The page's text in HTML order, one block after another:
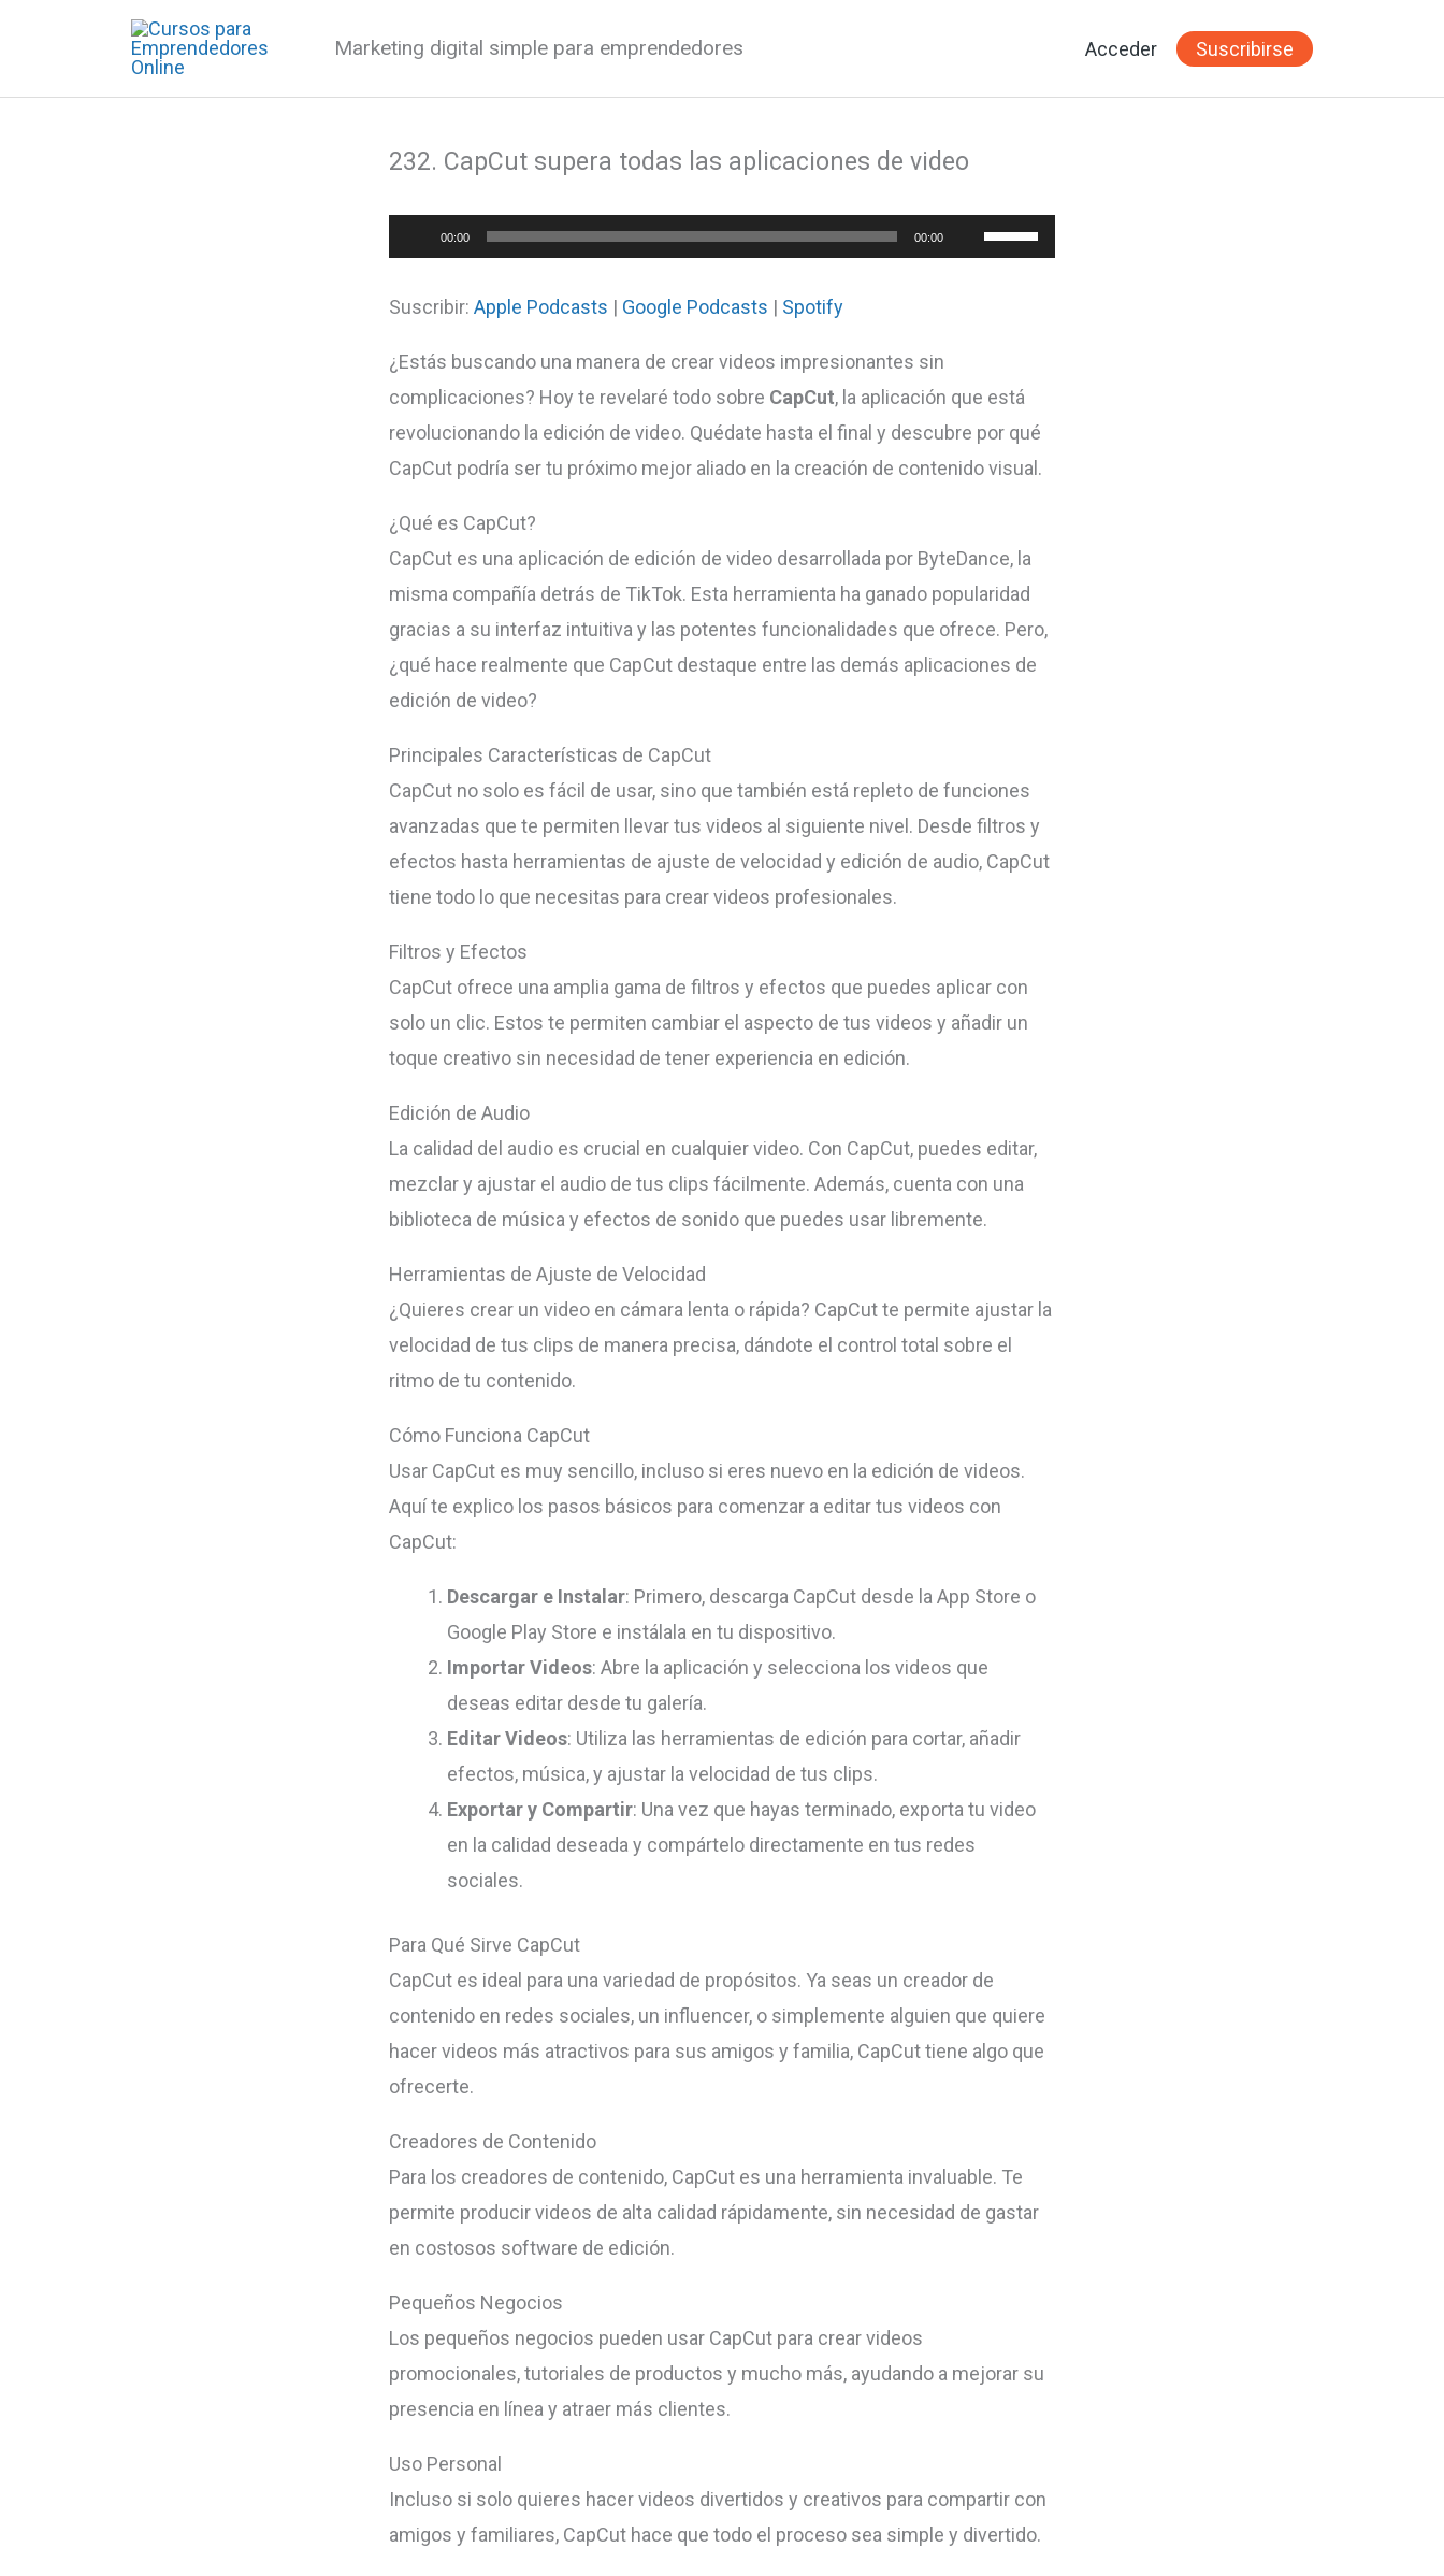
Marketing digital simple para emprendedores Acceder Suscribirse
232. CapCut supera todas las aplicaciones de video
Reproductor
audio
00:00 00:00
Utiliza
arriba/abajo
para
aumentar
disminuir
el
volumen.
Suscribir:Apple Podcasts | Google Podcasts | Spotify
¿Estás buscando una manera de crear videos impresionantes sin
complicaciones? Hoy te revelaré todo sobre CapCut, la aplicación que está
revolucionando la edición de video. Quédate hasta el final y descubre por qué
CapCut podría ser tu próximo mejor aliado en la creación de contenido visual.
¿Qué es CapCut?
CapCut es una aplicación de edición de video desarrollada por ByteDance, la
misma compañía detrás de TikTok. Esta herramienta ha ganado popularidad
gracias a su interfaz intuitiva y las potentes funcionalidades que ofrece. Pero,
¿qué hace realmente que CapCut destaque entre las demás aplicaciones de
edición de video?
Principales Características de CapCut
CapCut no solo es fácil de usar, sino que también está repleto de funciones
avanzadas que te permiten llevar tus videos al siguiente nivel. Desde filtros y
efectos hasta herramientas de ajuste de velocidad y edición de audio, CapCut
tiene todo lo que necesitas para crear videos profesionales.
Filtros y Efectos
CapCut ofrece una amplia gama de filtros y efectos que puedes aplicar con
solo un clic. Estos te permiten cambiar el aspecto de tus videos y añadir un
toque creativo sin necesidad de tener experiencia en edición.
Edición de Audio
La calidad del audio es crucial en cualquier video. Con CapCut, puedes editar,
mezclar y ajustar el audio de tus clips fácilmente. Además, cuenta con una
biblioteca de música y efectos de sonido que puedes usar libremente.
Herramientas de Ajuste de Velocidad
¿Quieres crear un video en cámara lenta o rápida? CapCut te permite ajustar la
velocidad de tus clips de manera precisa, dándote el control total sobre el
ritmo de tu contenido.
Cómo Funciona CapCut
Usar CapCut es muy sencillo, incluso si eres nuevo en la edición de videos.
Aquí te explico los pasos básicos para comenzar a editar tus videos con
CapCut:
Descargar e Instalar: Primero, descarga CapCut desde la App Store o
Google Play Store e instálala en tu dispositivo.
Importar Videos: Abre la aplicación y selecciona los videos que
deseas editar desde tu galería.
Editar Videos: Utiliza las herramientas de edición para cortar, añadir
efectos, música, y ajustar la velocidad de tus clips.
Exportar y Compartir: Una vez que hayas terminado, exporta tu video
en la calidad deseada y compártelo directamente en tus redes
sociales.
Para Qué Sirve CapCut
CapCut es ideal para una variedad de propósitos. Ya seas un creador de
contenido en redes sociales, un influencer, o simplemente alguien que quiere
hacer videos más atractivos para sus amigos y familia, CapCut tiene algo que
ofrecerte.
Creadores de Contenido
Para los creadores de contenido, CapCut es una herramienta invaluable. Te
permite producir videos de alta calidad rápidamente, sin necesidad de gastar
en costosos software de edición.
Pequeños Negocios
Los pequeños negocios pueden usar CapCut para crear videos
promocionales, tutoriales de productos y mucho más, ayudando a mejorar su
presencia en línea y atraer más clientes.
Uso Personal
Incluso si solo quieres hacer videos divertidos y creativos para compartir con
amigos y familiares, CapCut hace que todo el proceso sea simple y divertido.